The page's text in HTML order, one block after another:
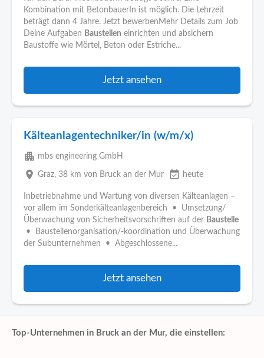
Kombination mit BetonbauerIn ist möglich. Die Lehrzeit
beträgt dann 4 Jahre. Jetzt bewerbenMehr Details zum Job
Deine Aufgaben Baustellen einrichten und absichern
Baustoffe wie Mörtel, Beton oder Estriche...
Jetzt ansehen
Kälteanlagentechniker/in (w/m/x)
apartment mbs engineering GmbH
place Graz, 38 km von Bruck an der Mur event_available heute
Inbetriebnahme und Wartung von diversen Kälteanlagen –
vor allem im Sonderkälteanlagenbereich • Umsetzung/
Überwachung von Sicherheitsvorschriften auf der Baustelle
• Baustellenorganisation/-koordination und Überwachung
der Subunternehmen • Abgeschlossene...
Jetzt ansehen
Top-Unternehmen in Bruck an der Mur, die einstellen: